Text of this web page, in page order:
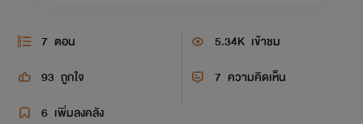
7 ตอน 5.34K เข้าชม
93 ถูกใจ 7 ความคิดเห็น
6 เพิ่มลงคลัง